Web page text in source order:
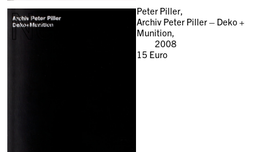
New
Peter Piller,
Archiv Peter Piller – Deko +
Munition,
2008
15 Euro